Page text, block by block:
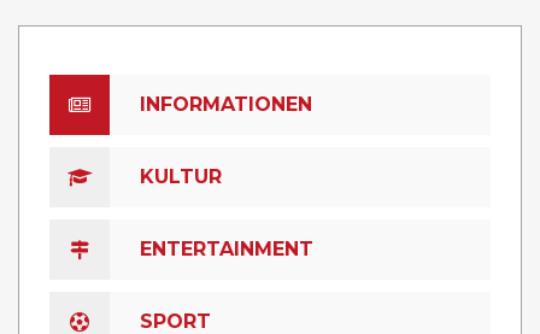
INFORMATIONEN
KULTUR
ENTERTAINMENT
SPORT